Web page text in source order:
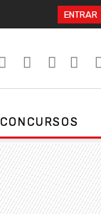
ENTRAR
CONCURSOS